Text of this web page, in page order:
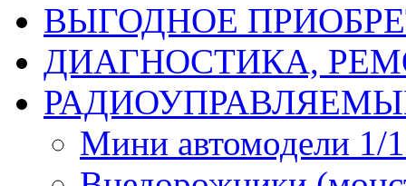
ВЫГОДНОЕ
ДИАГНОСТИКА,
Мини автомодели 1/